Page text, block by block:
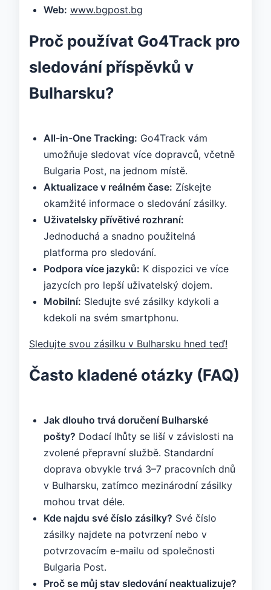
Web: www.bgpost.bg
Proč používat Go4Track pro
sledování příspěvků v
Bulharsku?
All-in-One Tracking: Go4Track vám
umožňuje sledovat více dopravců, včetně
Bulgaria Post, na jednom místě.
Aktualizace v reálném čase: Získejte
okamžité informace o sledování zásilky.
Uživatelsky přívětivé rozhraní:
Jednoduchá a snadno použitelná
platforma pro sledování.
Podpora více jazyků: K dispozici ve více
jazycích pro lepší uživatelský dojem.
Mobilní: Sledujte své zásilky kdykoli a
kdekoli na svém smartphonu.
Sledujte svou zásilku v Bulharsku hned teď!
Často kladené otázky (FAQ)
Jak dlouho trvá doručení Bulharské
pošty? Dodací lhůty se liší v závislosti na
zvolené přepravní službě. Standardní
doprava obvykle trvá 3–7 pracovních dnů
v Bulharsku, zatímco mezinárodní zásilky
mohou trvat déle.
Kde najdu své číslo zásilky? Své číslo
zásilky najdete na potvrzení nebo v
potvrzovacím e-mailu od společnosti
Bulgaria Post.
Proč se můj stav sledování neaktualizuje?